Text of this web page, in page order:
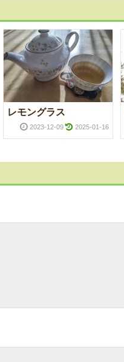
レモングラス
2023-12-09 2025-01-16